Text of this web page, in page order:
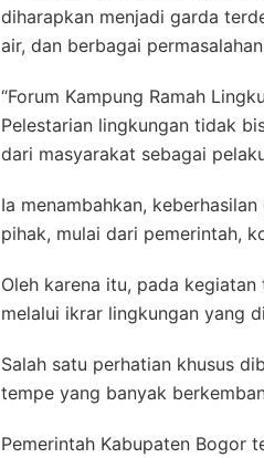
diharapkan menjadi garda
air, dan berbagai
“Forum Kampung Ramah
Pelestarian lingkungan tidak
dari masyarakat sebagai
Ia menambahkan,
pihak, mulai dari pemerintah,
Oleh karena itu, pada
melalui ikrar lingkungan yang
Salah satu perhatian khusus
tempe yang banyak
Pemerintah Kabupaten Bogor